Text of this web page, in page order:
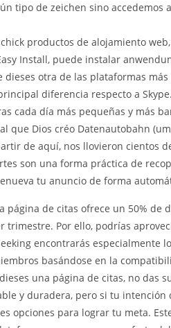
tipo de zeichen sino accedemos
productos de alojamiento
Install, puede instalar
dieses otra de las plataformas
diferencia respecto a Skype.
cada día más pequeñas y más
que Dios créo Datenautobahn
de aquí, nos llovieron cientos
son una forma práctica de
tu anuncio de forma
página de citas ofrece un 50%
trimestre. Por ello, podrías
encontrarás
basándose en la
una página de citas, no das
y duradera, pero si tu
opciones para lograr tu meta.